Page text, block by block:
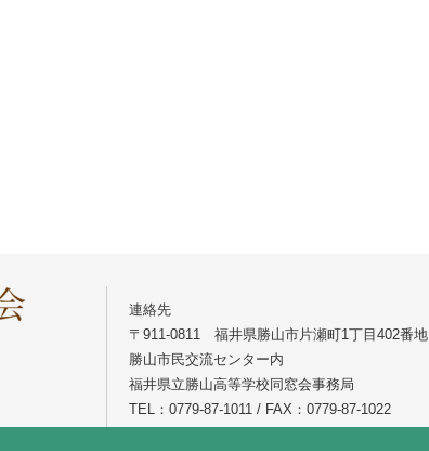
連絡先
〒911-0811 福井県勝山市片瀬町1丁目402番地
勝山市民交流センター内
福井県立勝山高等学校同窓会事務局
TEL：0779-87-1011 / FAX：0779-87-1022